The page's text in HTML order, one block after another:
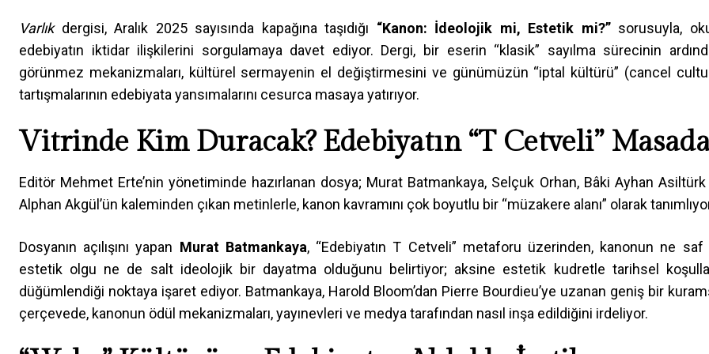
Varlıkdergisi, Aralık 2025 sayısında kapağına taşıdığı “Kanon: İdeolojik mi, Estetik mi?”sorusuyla,
edebiyatın iktidar ilişkilerini sorgulamaya davet ediyor. Dergi, bir eserin “klasik” sayılma sürecinin
görünmez mekanizmaları, kültürel sermayenin el değiştirmesini ve günümüzün “iptal kültürü” (cancel
tartışmalarının edebiyata yansımalarını cesurca masaya yatırıyor.
Vitrinde Kim Duracak? Edebiyatın “T Cetveli”
Editör Mehmet Erte’nin yönetiminde hazırlanan dosya; Murat Batmankaya, Selçuk Orhan, Bâki Ayhan
Alphan Akgül’ün kaleminden çıkan metinlerle, kanon kavramını çok boyutlu bir “müzakere alanı” olarak
Dosyanın açılışını yapan Murat Batmankaya, “Edebiyatın T Cetveli” metaforu üzerinden, kanonun ne saf
estetik olgu ne de salt ideolojik bir dayatma olduğunu belirtiyor; aksine estetik kudretle tarihsel
düğümlendiği noktaya işaret ediyor. Batmankaya, Harold Bloom’dan Pierre Bourdieu’ye uzanan geniş bir
çerçevede, kanonun ödül mekanizmaları, yayınevleri ve medya tarafından nasıl inşa edildiğini irdeliyor.